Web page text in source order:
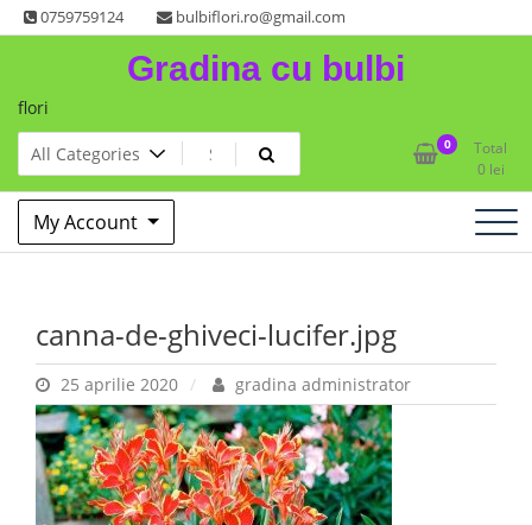
Skip
to
0759759124 bulbiflori.ro@gmail.com
Gradina cu bulbi
flori
0
Total
0 lei
My Account
canna-de-ghiveci-lucifer.jpg
25 aprilie 2020 gradina administrator